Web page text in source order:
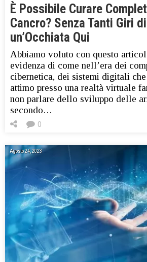
È Possibile Curare
Cancro? Senza Tanti Giri
un’Occhiata Qui
Abbiamo voluto con questo
evidenza di come nell’era dei
cibernetica, dei sistemi digitali
attimo presso una realtà virtuale
non parlare dello sviluppo delle
secondo…
0
Agosto 24, 2023